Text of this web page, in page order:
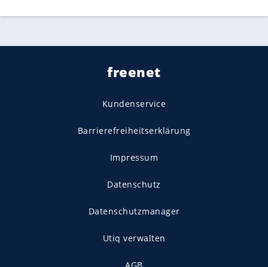
freenet
Kundenservice
Barrierefreiheitserklärung
Impressum
Datenschutz
Datenschutzmanager
Utiq verwalten
AGB